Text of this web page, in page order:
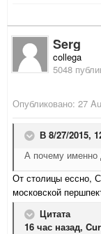
Serg
collega
5048
Опубликовано: 27
В 8/27/2015,
А почему именно
От столицы ессно,
московской
Цитата
16 час назад,